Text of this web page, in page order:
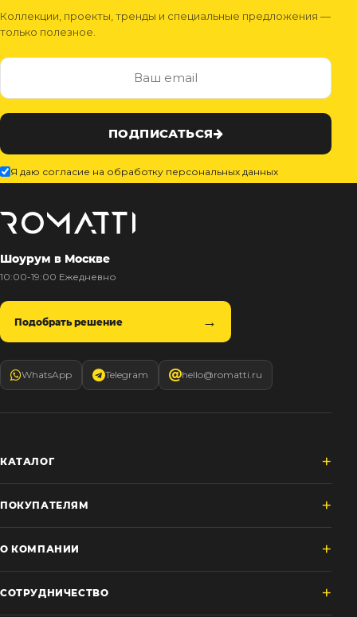
Коллекции, проекты, тренды и специальные предложения —
только полезное.
ПОДПИСАТЬСЯ
Я даю согласие на обработку персональных данных
Шоурум в Москве
10:00-19:00 Ежедневно
Подобрать решение
WhatsApp Telegram hello@romatti.ru
КАТАЛОГ
ПОКУПАТЕЛЯМ
О КОМПАНИИ
СОТРУДНИЧЕСТВО